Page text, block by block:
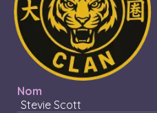
Nom
Stevie Scott